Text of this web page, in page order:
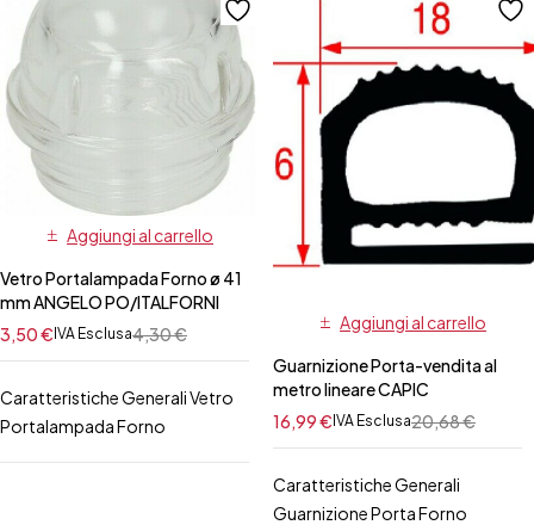
Aggiungi al carrello
Vetro Portalampada Forno ø 41
mm ANGELO PO/ITALFORNI
4,30€
3,50€ IVA Esclusa
Caratteristiche Generali Vetro
Portalampada Forno
Aggiungi al carrello
Guarnizione Porta-vendita al
metro lineare CAPIC
20,68€
16,99€IVA Esclusa
Caratteristiche Generali
Guarnizione Porta Forno